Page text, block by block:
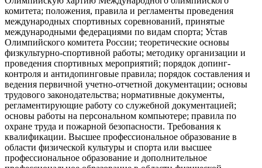
комитета; положения, правила и регламенты проведения
международных спортивных соревнований, принятые
международными федерациями по видам спорта; Устав
Олимпийского комитета России; теоретические основы
физкультурно-спортивной работы; методику организации и
проведения спортивных мероприятий; порядок допинг-
контроля и антидопинговые правила; порядок составления и
ведения первичной учетно-отчетной документации; основы
трудового законодательства; нормативные документы,
регламентирующие работу со служебной документацией;
основы работы на персональном компьютере; правила по
охране труда и пожарной безопасности. Требования к
квалификации. Высшее профессиональное образование в
области физической культуры и спорта или высшее
профессиональное образование и дополнительное